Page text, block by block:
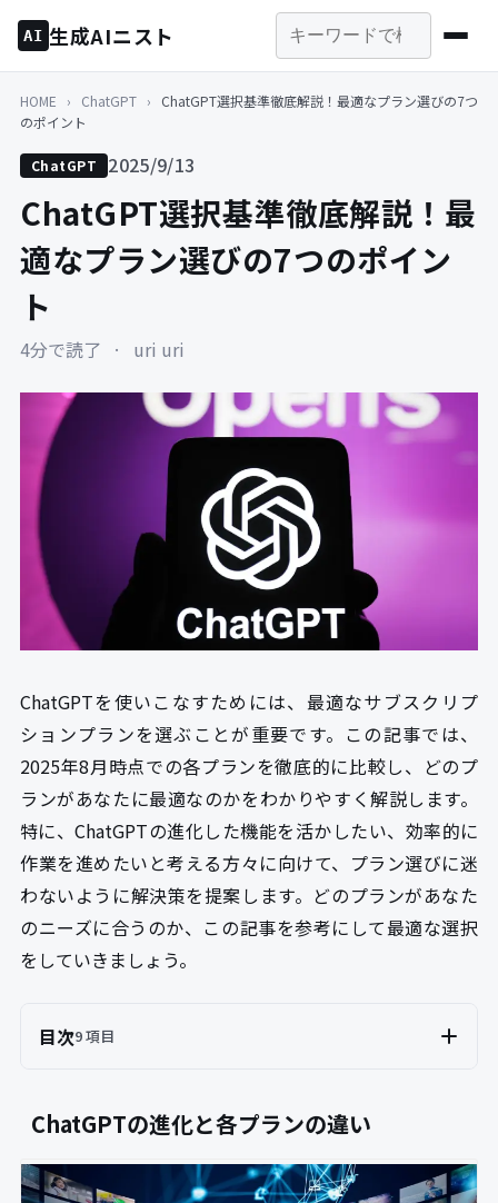
AI 生成AIニスト
HOME › ChatGPT ›
ChatGPT選択基準徹底解説！最適なプラン選びの7つ
のポイント
ChatGPT 2025/9/13
ChatGPT選択基準徹底解説！最
適なプラン選びの7つのポイン
ト
4分で読了 · uri uri
ChatGPTを使いこなすためには、最適なサブスクリプ
ションプランを選ぶことが重要です。この記事では、
2025年8月時点での各プランを徹底的に比較し、どのプ
ランがあなたに最適なのかをわかりやすく解説します。
特に、ChatGPTの進化した機能を活かしたい、効率的に
作業を進めたいと考える方々に向けて、プラン選びに迷
わないように解決策を提案します。どのプランがあなた
のニーズに合うのか、この記事を参考にして最適な選択
をしていきましょう。
目次9 項目
ChatGPTの進化と各プランの違い